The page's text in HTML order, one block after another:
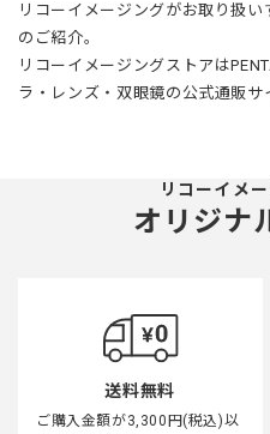
リコーイメージングがお取り扱
のご紹介。
リコーイメージングストアは
ラ・レンズ・双眼鏡の公式通販サ
リコーイメ
オリジナ
送料無料
ご購入金額が3,300円(税込)以